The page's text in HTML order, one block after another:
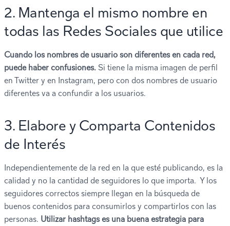
2. Mantenga el mismo nombre en
todas las Redes Sociales que utilice
Cuando los nombres de usuario son diferentes en cada red,
puede haber confusiones. Si tiene la misma imagen de perfil
en Twitter y en Instagram, pero con dos nombres de usuario
diferentes va a confundir a los usuarios.
3. Elabore y Comparta Contenidos
de Interés
Independientemente de la red en la que esté publicando, es la
calidad y no la cantidad de seguidores lo que importa. Y los
seguidores correctos siempre llegan en la búsqueda de
buenos contenidos para consumirlos y compartirlos con las
personas. Utilizar hashtags es una buena estrategia para